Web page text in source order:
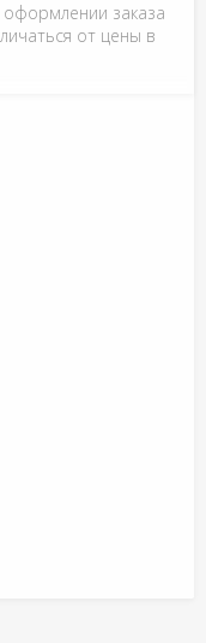
оформлении заказа
от цены в